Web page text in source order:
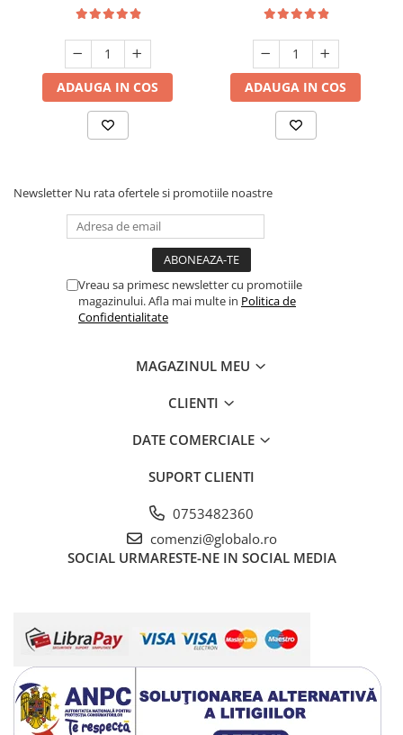
ADAUGA IN COS ADAUGA IN COS
Newsletter Nu rata ofertele si promotiile noastre
Vreau sa primesc newsletter cu promotiile
magazinului. Afla mai multe in Politica de
Confidentialitate
MAGAZINUL MEU
CLIENTI
DATE COMERCIALE
SUPORT CLIENTI
0753482360
comenzi@globalo.ro
SOCIAL URMARESTE-NE IN SOCIAL MEDIA